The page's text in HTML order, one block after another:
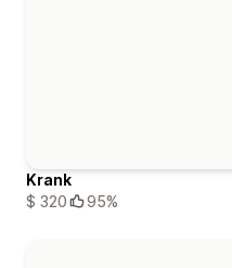
Krank
$ 320
95%